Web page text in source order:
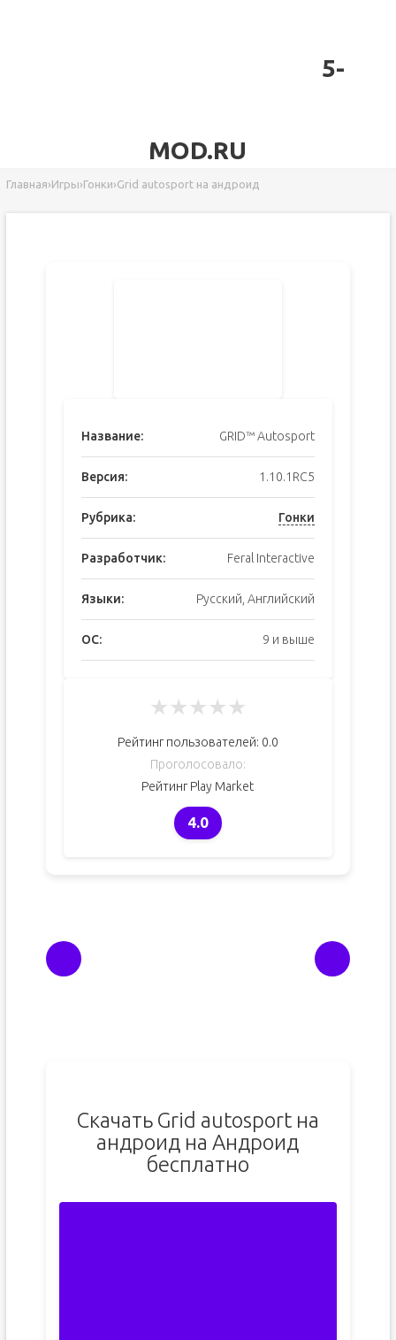
5-
MOD.RU
Главная›Игры›Гонки›Grid autosport на андроид
Название: GRID™ Autosport
Версия: 1.10.1RC5
Рубрика: Гонки
Разработчик: Feral Interactive
Языки: Русский, Английский
ОС: 9 и выше
★★★★★
Рейтинг пользователей: 0.0
Проголосовало:
Рейтинг Play Market
4.0
Скачать Grid autosport на
андроид на Андроид
бесплатно